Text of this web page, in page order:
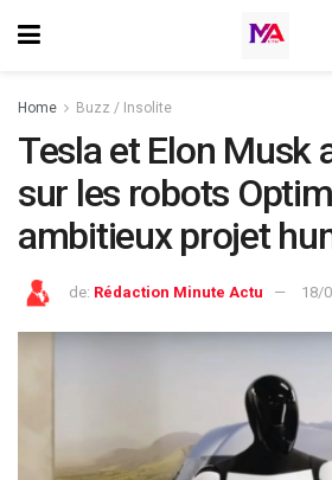
Home Buzz / Insolite
Tesla et Elon Musk
sur les robots
ambitieux projet
de: Rédaction Minute Actu 18/